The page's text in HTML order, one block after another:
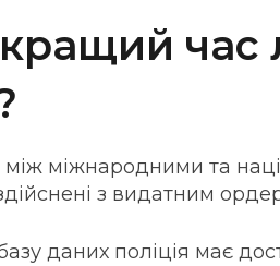
час
міжнародними та
з видатним
даних поліція має